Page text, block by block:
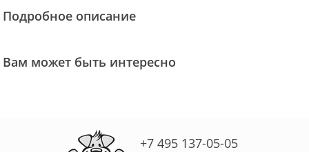
Подробное описание
Вам может быть интересно
+7 495 137-05-05